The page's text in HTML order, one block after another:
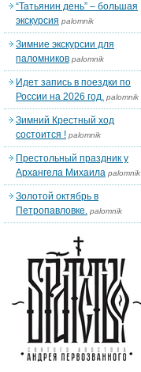
“Татьянин день” – большая
экскурсия palomnik
Зимние экскурсии для
паломников palomnik
Идет запись в поездки по
России на 2026 год. palomnik
Зимний Крестный ход
состоится ! palomnik
Престольный праздник у
Архангела Михаила palomnik
Золотой октябрь в
Петропавловке. palomnik